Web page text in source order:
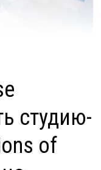
студию-
of